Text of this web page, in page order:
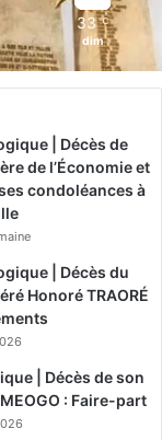
33 ℃
dim
| Décès de
de l’Économie et
condoléances à
| Décès du
Honoré TRAORÉ
| Décès de son
: Faire-part